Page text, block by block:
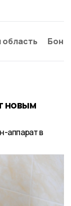
область
новым
аппарат в